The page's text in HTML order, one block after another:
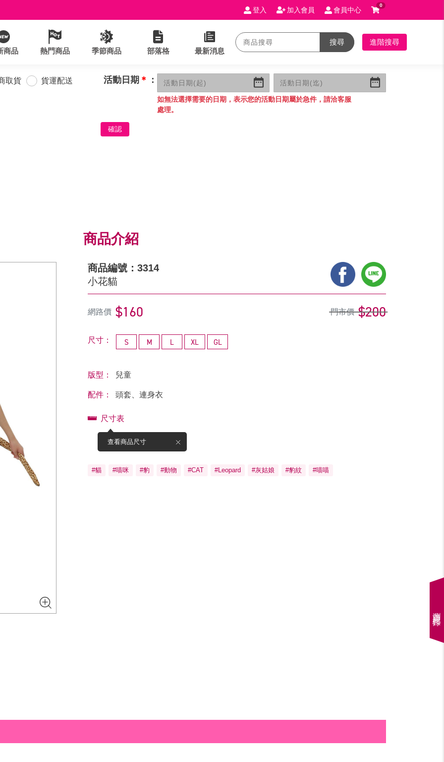
登入 加入會員 會員中心
0
商品 熱門商品 季節商品 部落格 最新消息
搜尋 進階搜尋
取貨 貨運配送 活動日期 ＊ ：
如無法選擇需要的日期，表示您的活動日期屬於急件，請洽客服
處理。
確認
商品介紹
商品編號：3314
小花貓
網路價 $160 門市價 $200
尺寸： S M L XL GL
版型： 兒童
配件： 頭套、連身衣
尺寸表
查看商品尺寸
#貓 #喵咪 #豹 #動物 #CAT #Leopard #灰姑娘 #豹紋 #喵喵